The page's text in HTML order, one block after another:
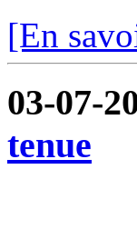
[En
03-07-
tenue